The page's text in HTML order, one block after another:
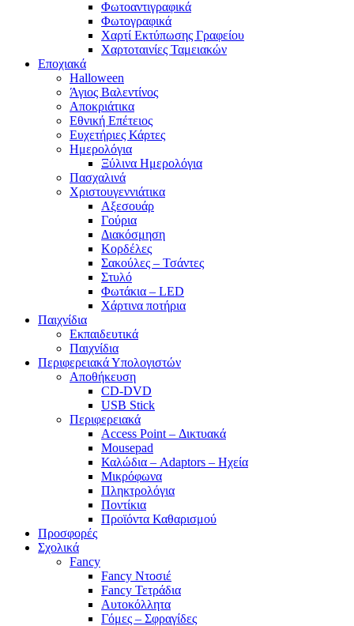
Φωτοαντιγραφικά
Φωτογραφικά
Χαρτί Εκτύπωσης Γραφείου
Χαρτοταινίες Ταμειακών
Εποχιακά
Halloween
Άγιος Βαλεντίνος
Αποκριάτικα
Εθνική Επέτειος
Ευχετήριες Κάρτες
Ημερολόγια
Ξύλινα Ημερολόγια
Πασχαλινά
Χριστουγεννιάτικα
Αξεσουάρ
Γούρια
Διακόσμηση
Κορδέλες
Σακούλες – Τσάντες
Στυλό
Φωτάκια – LED
Χάρτινα ποτήρια
Παιχνίδια
Εκπαιδευτικά
Παιχνίδια
Περιφερειακά Υπολογιστών
Αποθήκευση
CD-DVD
USB Stick
Περιφερειακά
Access Point – Δικτυακά
Mousepad
Καλώδια – Adaptors – Ηχεία
Μικρόφωνα
Πληκτρολόγια
Ποντίκια
Προϊόντα Καθαρισμού
Προσφορές
Σχολικά
Fancy
Fancy Ντοσιέ
Fancy Τετράδια
Αυτοκόλλητα
Γόμες – Σφραγίδες